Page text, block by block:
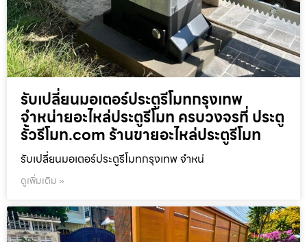
รับเปลี่ยนมอเตอร์ประตูรีโมทกรุงเทพ
จำหน่ายอะไหล่ประตูรีโมท ครบวงจรที่ ประตู
รั้วรีโมท.com ร้านขายอะไหล่ประตูรีโมท
รับเปลี่ยนมอเตอร์ประตูรีโมทกรุงเทพ จำหน่
ดูเพิ่มเติม »